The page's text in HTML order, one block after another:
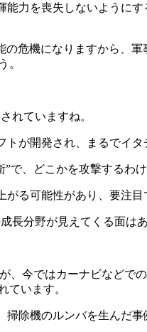
力を喪失しないように
危機になりますから、
。
れていますね。
が開発され、まるでイタ
、どこかを攻撃するわけ
る可能性があり、要注目
長分野が見えてくる面はあ
今ではカーナビなどで
ています。
除機のルンバを生んだ事